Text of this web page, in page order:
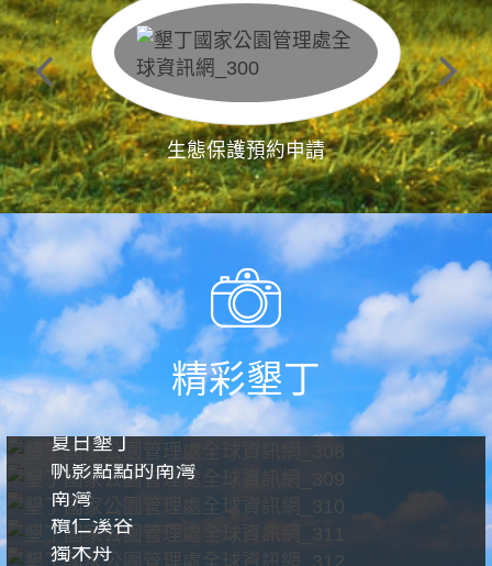
生態保護預約申請
精彩墾丁
夏日墾丁
帆影點點的南灣
南灣
欖仁溪谷
獨木舟